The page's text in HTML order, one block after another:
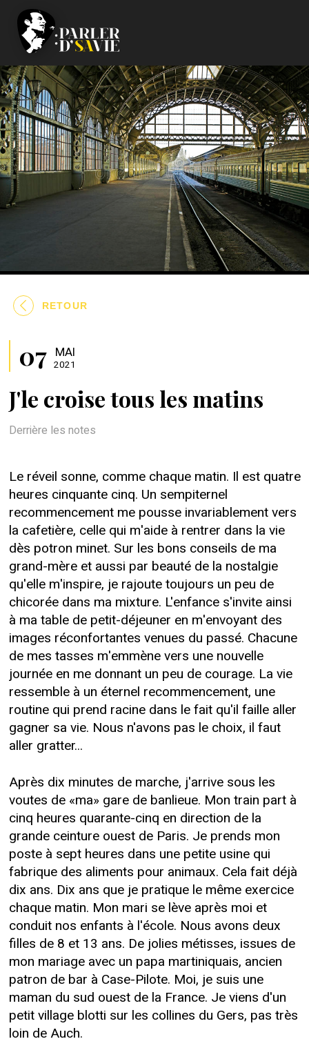
RETOUR
J'le croise tous les matins
07 MAI
2021
Derrière les notes
Le réveil sonne, comme chaque matin. Il est quatre
heures cinquante cinq. Un sempiternel
recommencement me pousse invariablement vers
la cafetière, celle qui m'aide à rentrer dans la vie
dès potron minet. Sur les bons conseils de ma
grand-mère et aussi par beauté de la nostalgie
qu'elle m'inspire, je rajoute toujours un peu de
chicorée dans ma mixture. L'enfance s'invite ainsi
à ma table de petit-déjeuner en m'envoyant des
images réconfortantes venues du passé. Chacune
de mes tasses m'emmène vers une nouvelle
journée en me donnant un peu de courage. La vie
ressemble à un éternel recommencement, une
routine qui prend racine dans le fait qu'il faille aller
gagner sa vie. Nous n'avons pas le choix, il faut
aller gratter...
Après dix minutes de marche, j'arrive sous les
voutes de «ma» gare de banlieue. Mon train part à
cinq heures quarante-cinq en direction de la
grande ceinture ouest de Paris. Je prends mon
poste à sept heures dans une petite usine qui
fabrique des aliments pour animaux. Cela fait déjà
dix ans. Dix ans que je pratique le même exercice
chaque matin. Mon mari se lève après moi et
conduit nos enfants à l'école. Nous avons deux
filles de 8 et 13 ans. De jolies métisses, issues de
mon mariage avec un papa martiniquais, ancien
patron de bar à Case-Pilote. Moi, je suis une
maman du sud ouest de la France. Je viens d'un
petit village blotti sur les collines du Gers, pas très
loin de Auch.